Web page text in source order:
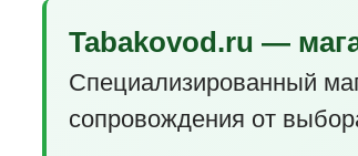
Tabakovod.ru —
Специализированный
сопровождения от